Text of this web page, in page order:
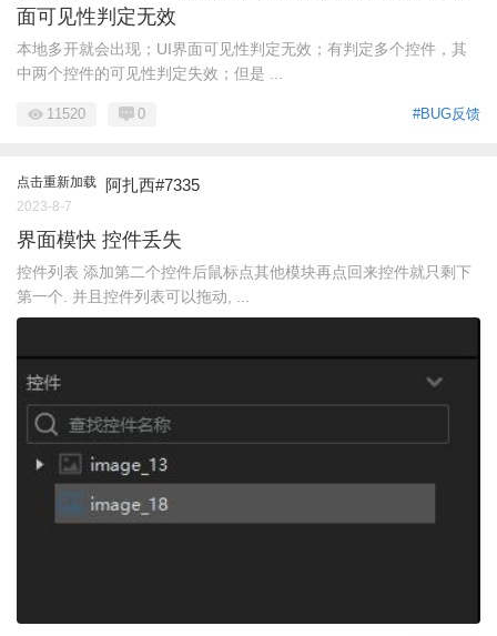
面可见性判定无效
本地多开就会出现；UI界面可见性判定无效；有判定多个控件，其
中两个控件的可见性判定失效；但是 ...
#BUG反馈
11520 0
点击重新加载 阿扎西#7335
2023-8-7
界面模快 控件丢失
控件列表 添加第二个控件后鼠标点其他模块再点回来控件就只剩下
第一个. 并且控件列表可以拖动, ...